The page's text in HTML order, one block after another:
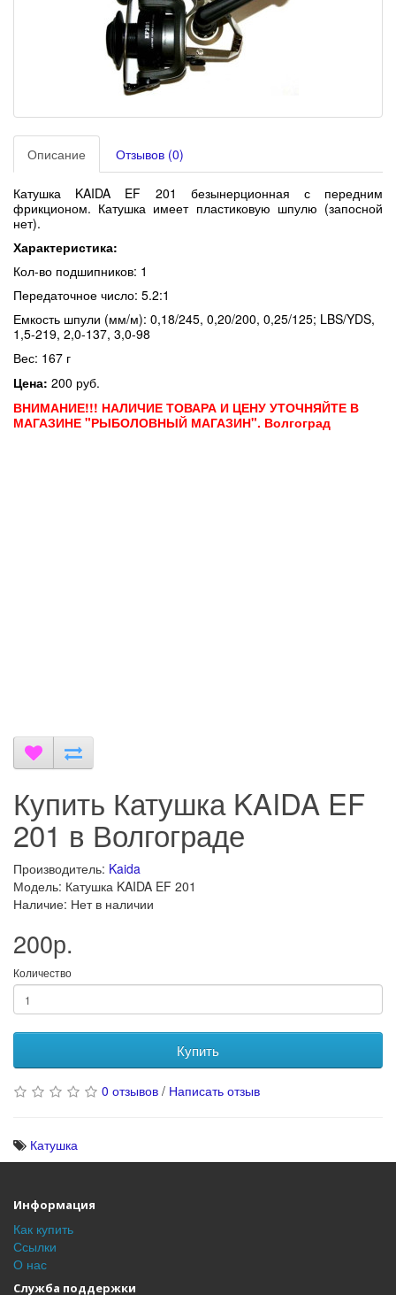
Описание Отзывов (0)
Катушка KAIDA EF 201 безынерционная с передним
фрикционом. Катушка имеет пластиковую шпулю (запосной
нет).
Характеристика:
Кол-во подшипников: 1
Передаточное число: 5.2:1
Емкость шпули (мм/м): 0,18/245, 0,20/200, 0,25/125; LBS/YDS,
1,5-219, 2,0-137, 3,0-98
Вес: 167 г
Цена: 200 руб.
ВНИМАНИЕ!!! НАЛИЧИЕ ТОВАРА И ЦЕНУ УТОЧНЯЙТЕ В
МАГАЗИНЕ "РЫБОЛОВНЫЙ МАГАЗИН". Волгоград
Купить Катушка KAIDA EF
201 в Волгограде
Производитель: Kaida
Модель: Катушка KAIDA EF 201
Наличие: Нет в наличии
200р.
Количество
Купить
0 отзывов / Написать отзыв
Катушка
Информация
Как купить
Ссылки
О нас
Служба поддержки